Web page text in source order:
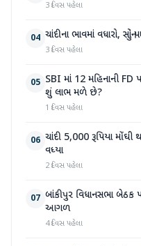
3 દિવસ પહેલા
04 ચાંદીના ભાવમાં વધારો,
3 દિવસ પહેલા
05 SBI માં 12 મહિનાની FD
શું લાભ મળે છે?
1 દિવસ પહેલા
06 ચાંદી 5,000 રૂપિયા મોંઘી
વધ્યા
2 દિવસ પહેલા
07 બાંકીપુર વિધાનસભા બેઠક
આગળ
4 દિવસ પહેલા